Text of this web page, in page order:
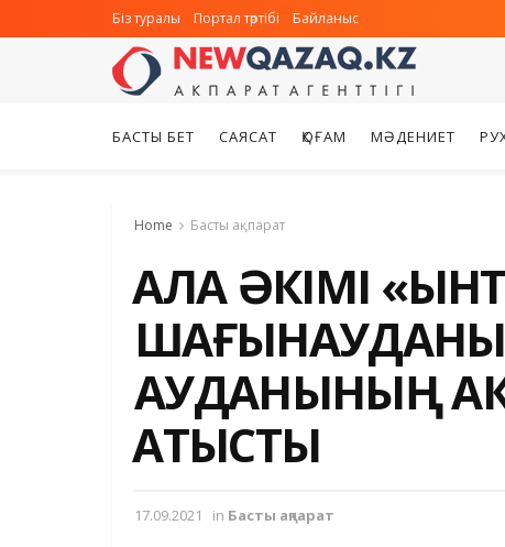
Біз туралы Портал тәртібі Байланыс
БАСТЫ БЕТ САЯСАТ ҚОҒАМ МӘДЕНИЕТ
Home Басты ақпарат
ҚАЛА ӘКІМІ
АУДАНЫНЫҢ
ҚАТЫСТЫ
17.09.2021 in Басты ақпарат